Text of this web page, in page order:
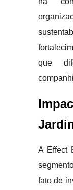
que
A Effect
fato de